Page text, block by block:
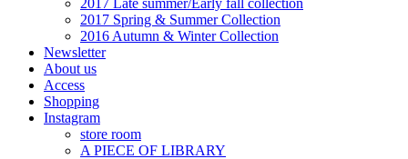
2017 Late summer/Early fall collection
2017 Spring & Summer Collection
2016 Autumn & Winter Collection
Newsletter
About us
Access
Shopping
Instagram
store room
A PIECE OF LIBRARY